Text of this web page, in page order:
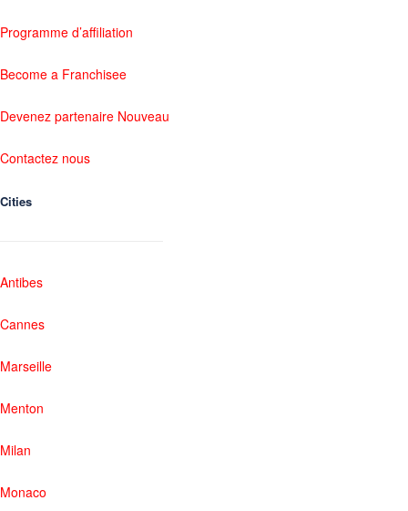
Programme d’affiliation
Become a Franchisee
Devenez partenaire Nouveau
Contactez nous
Cities
Antibes
Cannes
Marseille
Menton
Milan
Monaco